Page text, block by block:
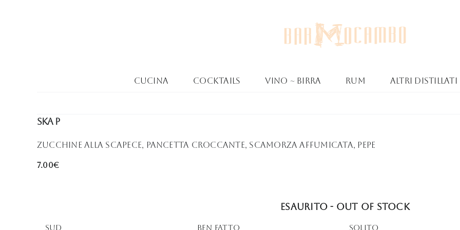
Cucina Cocktails Vino ~ Birra Rum Altri Distillati
SKA P
7.00€
Zucchine alla scapece, pancetta croccante, scamorza affumicata, pepe
Esaurito - Out of stock
Sud Ben Fatto Solito